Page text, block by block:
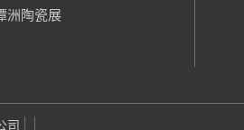
洲陶瓷展
司